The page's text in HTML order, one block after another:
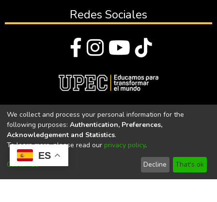
ES
Redes Sociales
Universidad Politécnica Estatal del Carchi
Universidad Politécnica Estatal del Carchi | Acreditada por el
CACES Resolución N°. 160-SE-33-CACES-2020
We collect and process your personal information for the
following purposes: Authentication, Preferences,
Acknowledgement and Statistics.
To learn more, please read our privacy policy.
Customize Decline That's ok